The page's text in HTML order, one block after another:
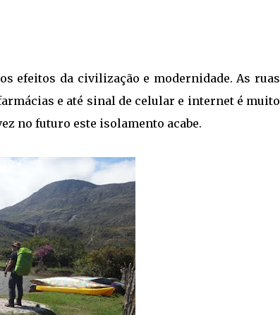
efeitos da civilização e modernidade. As ruas
e até sinal de celular e internet é muito
no futuro este isolamento acabe.